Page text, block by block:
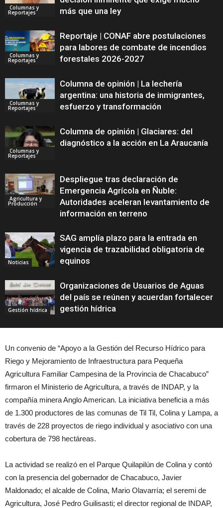
Columnas y
Reportajes
más que una ley
Columnas y
Reportajes
Reportaje | CONAF abre postulaciones
para labores de combate de incendios
forestales 2026-2027
Columnas y
Reportajes
Columna de opinión | La lechería
argentina: una historia de inmigrantes,
esfuerzo y transformación
Columnas y
Reportajes
Columna de opinión | Glaciares: del
diagnóstico a la acción en La Araucanía
Agricultura y
Producción
Despliegue tras declaración de
Emergencia Agrícola en Ñuble:
Autoridades aceleran levantamiento de
información en terreno
Noticias
SAG amplía plazo para la entrada en
vigencia de trazabilidad obligatoria de
equinos
Gestión hídrica
Organizaciones de Usuarios de Aguas
del país se reúnen y acuerdan fortalecer
gestión hídrica
Un convenio de “Apoyo a la Gestión del Recurso Hídrico para
Riego y Mejoramiento de Infraestructura para Pequeña
Agricultura Familiar Campesina de la Provincia de Chacabuco”
firmaron el Ministerio de Agricultura, a través de INDAP, y la
compañía minera Anglo American. La iniciativa beneficia a más
de 1.300 productores de las comunas de Til Til, Colina y Lampa, a
través de 228 proyectos de riego individual y asociativo con una
cobertura de 798 hectáreas.
La actividad se realizó en el Parque Quilapilún de Colina y contó
con la presencia del gobernador de Chacabuco, Javier
Maldonado; el alcalde de Colina, Mario Olavarría; el seremi de
Agricultura, José Pedro Guilisasti; el director regional de INDAP,